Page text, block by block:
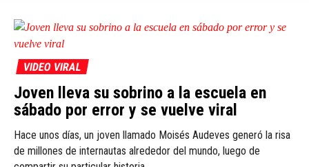
VIDEO VIRAL
Joven lleva su sobrino a la escuela en
sábado por error y se vuelve viral
Hace unos días, un joven llamado Moisés Audeves generó la risa
de millones de internautas alrededor del mundo, luego de